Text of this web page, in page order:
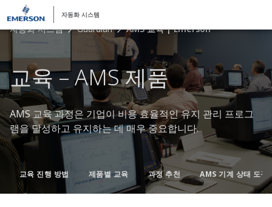
자동화 시스템
자동화 시스템 Guardian AMS 교육 | Emerson
교육 – AMS 제품
AMS 교육과정은 기업이 비용 효율적인 유지 관리 프로그
램을 달성하고 유지하는 데 매우 중요합니다.
교육 진행 방법 제품별 교육 과정 추천 AMS 기계 상태 도구